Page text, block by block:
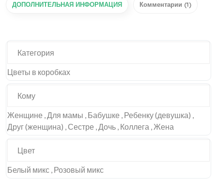
ДОПОЛНИТЕЛЬНАЯ ИНФОРМАЦИЯ Комментарии (1)
Категория
Цветы в коробках
Кому
Женщине , Для мамы , Бабушке , Ребенку (девушка) ,
Друг (женщина) , Сестре , Дочь , Коллега , Жена
Цвет
Белый микс , Розовый микс